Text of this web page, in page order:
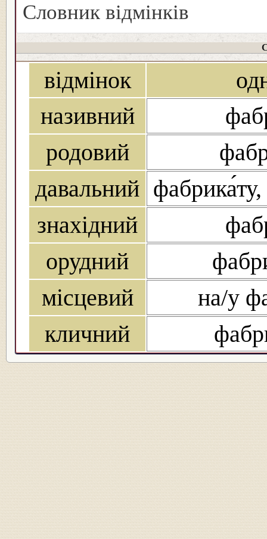
Словник відмінків
відмінок
називний
родовий
давальний
знахідний
орудний
місцевий
на/у
кличний